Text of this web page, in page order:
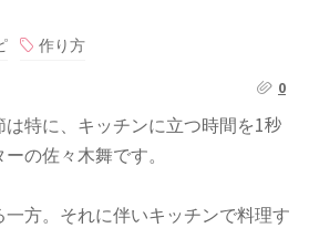
作り方
0
特に、キッチンに立つ時間を1秒
の佐々木舞です。
方。それに伴いキッチンで料理す